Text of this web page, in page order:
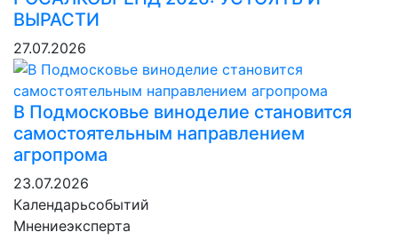
ВЫРАСТИ
27.07.2026
В Подмосковье виноделие становится
самостоятельным направлением
агропрома
23.07.2026
Календарьсобытий
Мнениеэксперта